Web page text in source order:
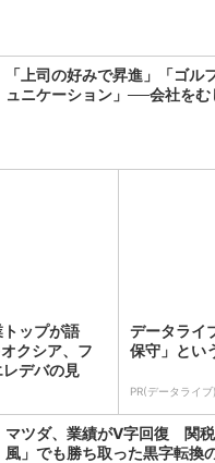
「上司の好みで昇進」「ゴル
ュニケーション」──会社をむ
ップが語
クシア、フ
デバの見
データライ
保守」とい
PR(データライブ)
マツダ、業績がV字回復 関
風」でも勝ち取った黒字転換